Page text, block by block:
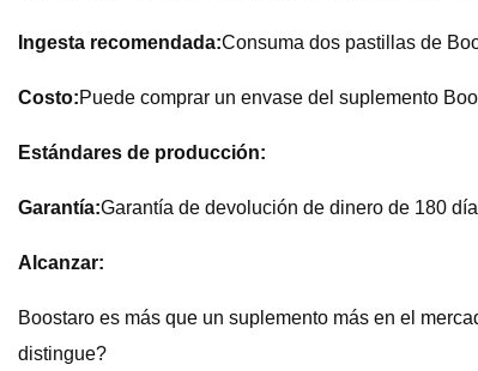
Ingesta recomendada:Consuma dos pastillas de
Costo:Puede comprar un envase del suplemento
Estándares de producción:
Garantía:Garantía de devolución de dinero de 180
Alcanzar:
Boostaro es más que un suplemento más en el
distingue?